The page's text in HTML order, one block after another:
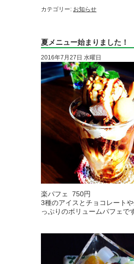
カテゴリー: お知らせ
夏メニュー始まりました！
2016年7月27日 水曜日
楽パフェ 750円
3種のアイスとチョコレート
っぷりのボリュームパフェで